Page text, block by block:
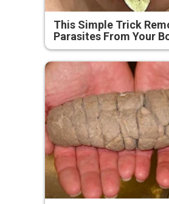
This Simple Trick
Parasites From Your